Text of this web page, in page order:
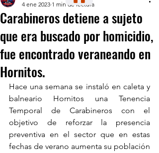
Carabineros detiene a sujeto
que era buscado por homicidio,
fue encontrado veraneando en
Hornitos.
4 ene 2023 1 min de lectura
Hace una semana se instaló en caleta y
balneario Hornitos una Tenencia
Temporal de Carabineros con el
objetivo de reforzar la presencia
preventiva en el sector que en estas
fechas de verano aumenta su población